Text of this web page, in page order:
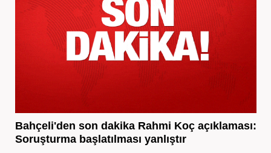
Bahçeli'den son dakika Rahmi Koç açıklaması:
Soruşturma başlatılması yanlıştır